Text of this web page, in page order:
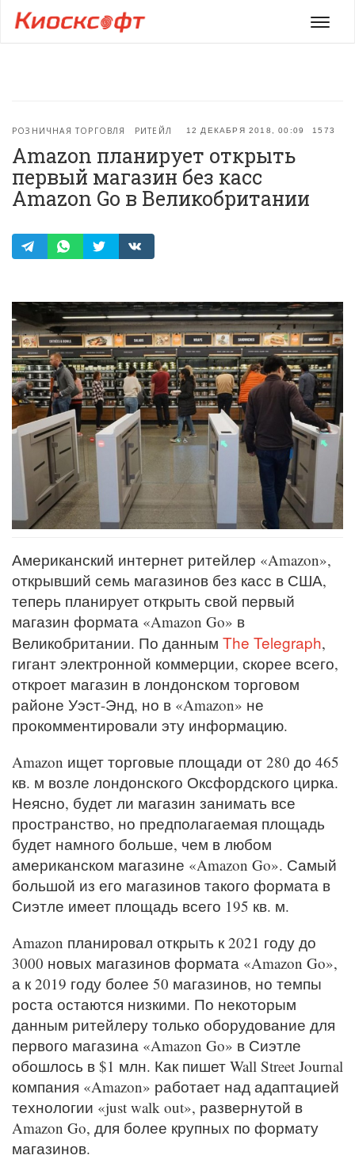
Меню
12 ДЕКАБРЯ 2018, 00:09 1573
РОЗНИЧНАЯ ТОРГОВЛЯ РИТЕЙЛ
Amazon планирует открыть
первый магазин без касс
Amazon Go в Великобритании
Американский интернет ритейлер «Amazon»,
открывший семь магазинов без касс в США,
теперь планирует открыть свой первый
магазин формата «Amazon Go» в
Великобритании. По данным The Telegraph,
гигант электронной коммерции, скорее всего,
откроет магазин в лондонском торговом
районе Уэст-Энд, но в «Amazon» не
прокомментировали эту информацию.
Amazon ищет торговые площади от 280 до 465
кв. м возле лондонского Оксфордского цирка.
Неясно, будет ли магазин занимать все
пространство, но предполагаемая площадь
будет намного больше, чем в любом
американском магазине «Amazon Go». Самый
большой из его магазинов такого формата в
Сиэтле имеет площадь всего 195 кв. м.
Amazon планировал открыть к 2021 году до
3000 новых магазинов формата «Amazon Go»,
а к 2019 году более 50 магазинов, но темпы
роста остаются низкими. По некоторым
данным ритейлеру только оборудование для
первого магазина «Amazon Go» в Сиэтле
обошлось в $1 млн. Как пишет Wall Street Journal
компания «Amazon» работает над адаптацией
технологии «just walk out», развернутой в
Amazon Go, для более крупных по формату
магазинов.